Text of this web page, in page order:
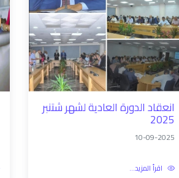
انعقاد الدورة العادية لشهر شتنبر
2025
10-09-2025
اقرأ المزيد...